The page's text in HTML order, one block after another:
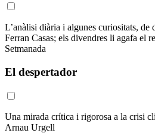
L’anàlisi diària i algunes curiositats, de
Ferran Casas; els divendres li agafa el
Setmanada
El despertador
Una mirada crítica i rigorosa a la crisi
Arnau Urgell